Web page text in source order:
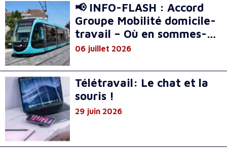
📢 INFO-FLASH : Accord
Groupe Mobilité domicile-
travail – Où en sommes-
nous à mi-parcours ?
06 juillet 2026
Télétravail: Le chat et la
souris !
29 juin 2026